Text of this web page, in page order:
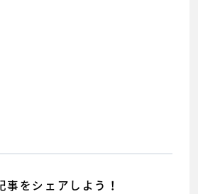
事をシェアしよう！